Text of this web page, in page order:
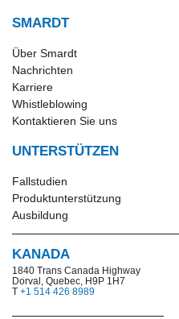
SMARDT
Über Smardt
Nachrichten
Karriere
Whistleblowing
Kontaktieren Sie uns
UNTERSTÜTZEN
Fallstudien
Produktunterstützung
Ausbildung
KANADA
1840 Trans Canada Highway
Dorval, Quebec, H9P 1H7
T +1 514 426 8989